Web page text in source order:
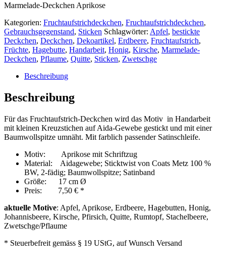
Marmelade-Deckchen Aprikose
Kategorien: Fruchtaufstrichdeckchen, Fruchtaufstrichdeckchen,
Gebrauchsgegenstand, Sticken Schlagwörter: Apfel, bestickte
Deckchen, Deckchen, Dekoartikel, Erdbeere, Fruchtaufstrich,
Früchte, Hagebutte, Handarbeit, Honig, Kirsche, Marmelade-
Deckchen, Pflaume, Quitte, Sticken, Zwetschge
Beschreibung
Beschreibung
Für das Fruchtaufstrich-Deckchen wird das Motiv in Handarbeit
mit kleinen Kreuzstichen auf Aida-Gewebe gestickt und mit einer
Baumwollspitze umnäht. Mit farblich passender Satinschleife.
Motiv: Aprikose mit Schriftzug
Material: Aidagewebe; Sticktwist von Coats Metz 100 %
BW, 2-fädig; Baumwollspitze; Satinband
Größe: 17 cm Ø
Preis: 7,50 € *
aktuelle Motive: Apfel, Aprikose, Erdbeere, Hagebutten, Honig,
Johannisbeere, Kirsche, Pfirsich, Quitte, Rumtopf, Stachelbeere,
Zwetschge/Pflaume
* Steuerbefreit gemäss § 19 UStG, auf Wunsch Versand